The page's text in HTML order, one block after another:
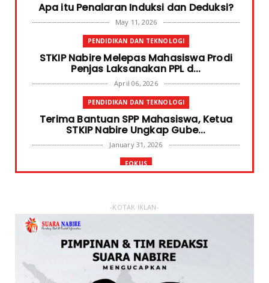
Apa itu Penalaran Induksi dan Deduksi?
May 11, 2026
PENDIDIKAN DAN TEKNOLOGI
STKIP Nabire Melepas Mahasiswa Prodi
Penjas Laksanakan PPL d...
April 06, 2026
PENDIDIKAN DAN TEKNOLOGI
Terima Bantuan SPP Mahasiswa, Ketua
STKIP Nabire Ungkap Gube...
January 31, 2026
FOKUS
January 27, 2026
Data Masuk 44,16 Persen, Paslon Mesrha
Masih Unggul 63,32 Pe...
December 02, 2024
-KOTAK IKLAN-